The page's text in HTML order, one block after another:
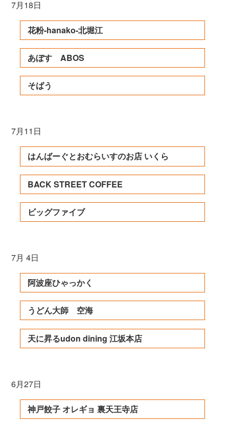
7月18日
花粉-hanako-北堀江
あぼす ABOS
そばう
7月11日
はんばーぐとおむらいすのお店 いくら
BACK STREET COFFEE
ビッグファイブ
7月 4日
阿波座ひゃっかく
うどん大師 空海
天に昇るudon dining 江坂本店
6月27日
神戸餃子 オレギョ 裏天王寺店